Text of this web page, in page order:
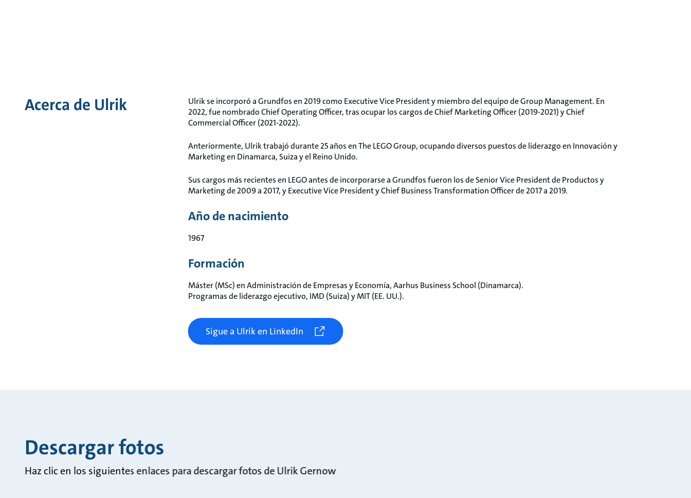
Acerca de Ulrik
Ulrik se incorporó a Grundfos en 2019 como Executive Vice President y miembro del equipo de Group Management. En
2022, fue nombrado Chief Operating Officer, tras ocupar los cargos de Chief Marketing Officer (2019-2021) y Chief
Commercial Officer (2021-2022).
Anteriormente, Ulrik trabajó durante 25 años en The LEGO Group, ocupando diversos puestos de liderazgo en Innovación y
Marketing en Dinamarca, Suiza y el Reino Unido.
Sus cargos más recientes en LEGO antes de incorporarse a Grundfos fueron los de Senior Vice President de Productos y
Marketing de 2009 a 2017, y Executive Vice President y Chief Business Transformation Officer de 2017 a 2019.
Año de nacimiento
1967
Formación
Máster (MSc) en Administración de Empresas y Economía, Aarhus Business School (Dinamarca).
Programas de liderazgo ejecutivo, IMD (Suiza) y MIT (EE. UU.).
Sigue a Ulrik en LinkedIn
Descargar fotos
Haz clic en los siguientes enlaces para descargar fotos de Ulrik Gernow